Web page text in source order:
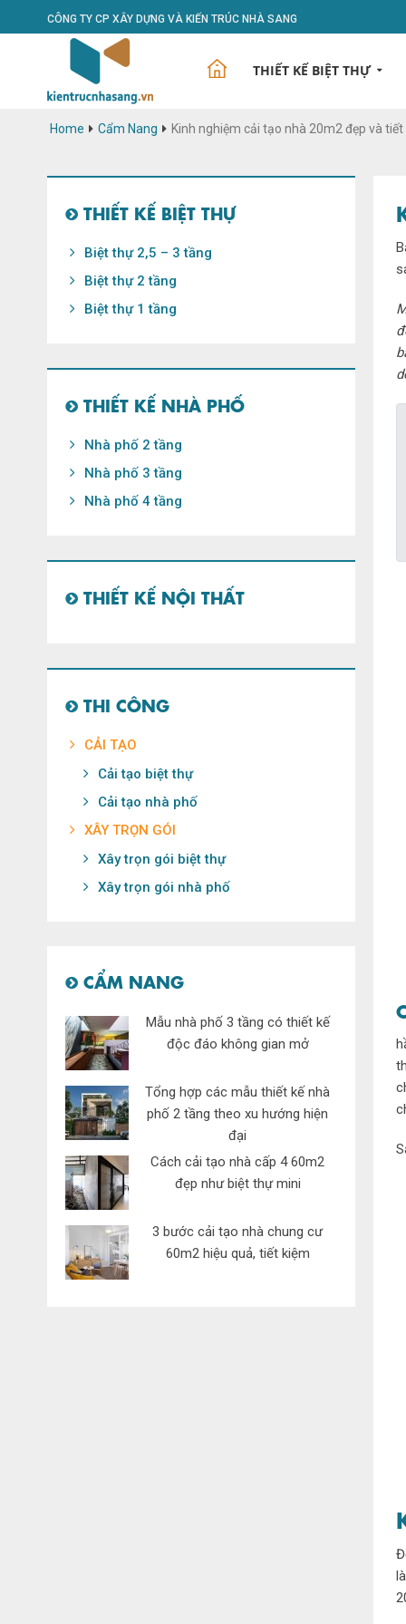
CÔNG TY CP XÂY DỰNG VÀ KIẾN TRÚC NHÀ SANG
THIẾT KẾ BIỆT THỰ
Home Cẩm Nang Kinh nghiệm cải tạo nhà 20m2 đẹp và
THIẾT KẾ BIỆT THỰ
Biệt thự 2,5 – 3 tầng
Biệt thự 2 tầng
Biệt thự 1 tầng
THIẾT KẾ NHÀ PHỐ
Nhà phố 2 tầng
Nhà phố 3 tầng
Nhà phố 4 tầng
THIẾT KẾ NỘI THẤT
THI CÔNG
CẢI TẠO
Cải tạo biệt thự
Cải tạo nhà phố
XÂY TRỌN GÓI
Xây trọn gói biệt thự
Xây trọn gói nhà phố
CẨM NANG
Mẫu nhà phố 3 tầng có thiết kế
độc đáo không gian mở
Tổng hợp các mẫu thiết kế nhà
phố 2 tầng theo xu hướng hiện
đại
Cách cải tạo nhà cấp 4 60m2
đẹp như biệt thự mini
3 bước cải tạo nhà chung cư
60m2 hiệu quả, tiết kiệm